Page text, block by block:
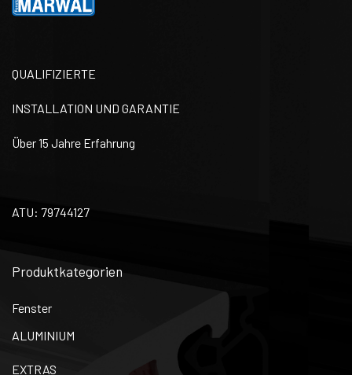
QUALIFIZIERTE
INSTALLATION UND GARANTIE
Über 15 Jahre Erfahrung
ATU: 79744127
Produktkategorien
Fenster
ALUMINIUM
EXTRAS